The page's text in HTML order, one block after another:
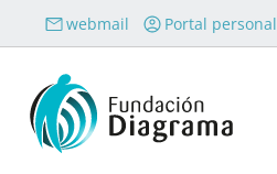
Pasar al contenido principal
webmail Portal personal